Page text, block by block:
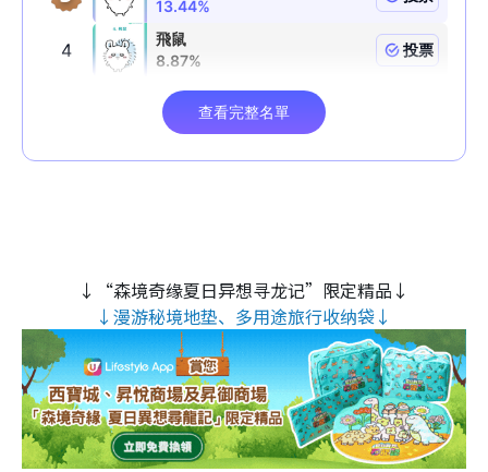
↓“森境奇缘夏日异想寻龙记”限定精品↓
↓漫游秘境地垫、多用途旅行收纳袋↓